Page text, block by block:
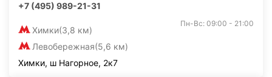
+7 (495) 989-21-31
Химки(3,8 км)
Левобережная(5,6 км)
Пн-Вс: 09:00 - 21:00
Химки, ш Нагорное, 2к7